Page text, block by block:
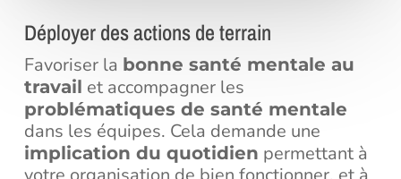
Déployer des actions de terrain
Favoriser la bonne santé mentale au
travail et accompagner les
problématiques de santé mentale
dans les équipes. Cela demande une
implication du quotidien permettant à